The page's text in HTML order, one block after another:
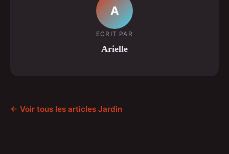
A
ECRIT PAR
Arielle
← Voir tous les articles Jardin